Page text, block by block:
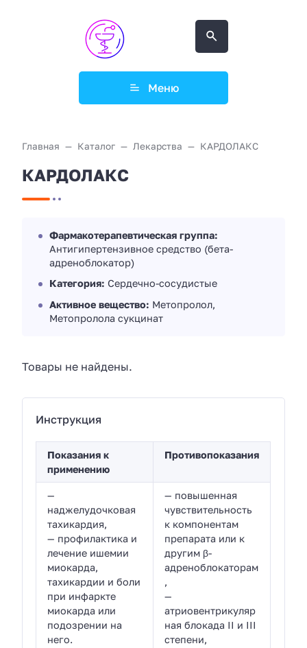
Меню
Главная Каталог Лекарства КАРДОЛАКС
КАРДОЛАКС
Фармакотерапевтическая группа:
Антигипертензивное средство (бета-
адреноблокатор)
Категория: Сердечно-сосудистые
Активное вещество: Метопролол,
Метопролола сукцинат
Товары не найдены.
Инструкция
Показания к
применению
Противопоказания
—
наджелудочковая
тахикардия,
— профилактика и
лечение ишемии
миокарда,
тахикардии и боли
при инфаркте
миокарда или
подозрении на
него.
— повышенная
чувствительность
к компонентам
препарата или к
другим β-
адреноблокаторам
,
—
атриовентрикуляр
ная блокада II и III
степени,